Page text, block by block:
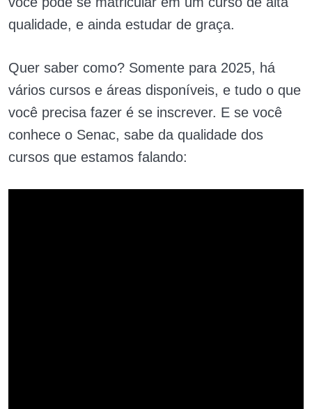
qualidade, e ainda estudar de graça.
Quer saber como? Somente para 2025, há
vários cursos e áreas disponíveis, e tudo o que
você precisa fazer é se inscrever. E se você
conhece o Senac, sabe da qualidade dos
cursos que estamos falando: